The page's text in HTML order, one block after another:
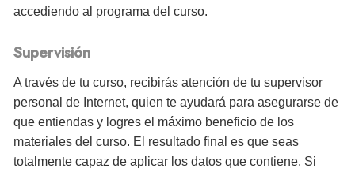
accediendo al programa del curso.
Supervisión
A través de tu curso, recibirás atención de tu supervisor
personal de Internet, quien te ayudará para asegurarse de
que entiendas y logres el máximo beneficio de los
materiales del curso. El resultado final es que seas
totalmente capaz de aplicar los datos que contiene. Si